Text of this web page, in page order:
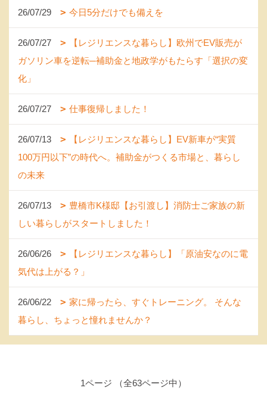
26/07/29 今日5分だけでも備えを
26/07/27
【レジリエンスな暮らし】欧州でEV販売が
ガソリン車を逆転─補助金と地政学がもたらす「選択の変
化」
26/07/27 仕事復帰しました！
26/07/13
【レジリエンスな暮らし】EV新車が“実質
100万円以下”の時代へ。補助金がつくる市場と、暮らし
の未来
26/07/13
豊橋市K様邸【お引渡し】消防士ご家族の新
しい暮らしがスタートしました！
26/06/26
【レジリエンスな暮らし】「原油安なのに電
気代は上がる？」
26/06/22
家に帰ったら、すぐトレーニング。 そんな
暮らし、ちょっと憧れませんか？
1ページ （全63ページ中）